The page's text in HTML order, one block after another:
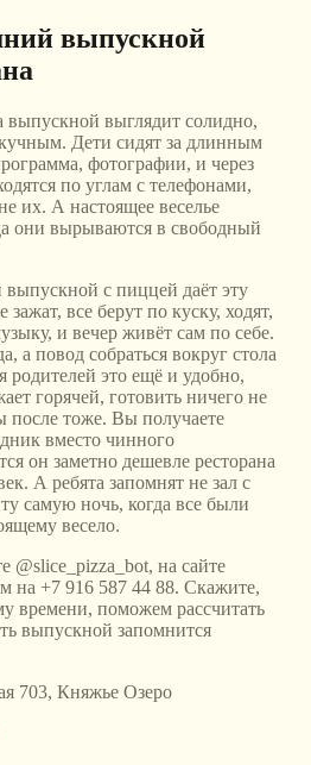
выпускной
выпускной выглядит солидно,
Дети сидят за длинным
фотографии, и через
по углам с телефонами,
их. А настоящее веселье
они вырываются в свободный
с пиццей даёт эту
зажат, все берут по куску, ходят,
и вечер живёт сам по себе.
а повод собраться вокруг стола
родителей это ещё и удобно,
горячей, готовить ничего не
после тоже. Вы получаете
вместо чинного
он заметно дешевле ресторана
А ребята запомнят не зал с
самую ночь, когда все были
весело.
на сайте
на +7 916 587 44 88. Скажите,
времени, поможем рассчитать
выпускной запомнится
703, Княжье Озеро